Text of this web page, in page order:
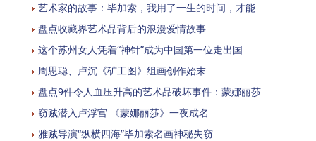
艺术家的故事：毕加索，我用了一生的时间，才能
盘点收藏界艺术品背后的浪漫爱情故事
这个苏州女人凭着“神针”成为中国第一位走出国
周思聪、卢沉《矿工图》组画创作始末
盘点9件令人血压升高的艺术品破坏事件：蒙娜丽莎
窃贼潜入卢浮宫 《蒙娜丽莎》一夜成名
雅贼导演“纵横四海”毕加索名画神秘失窃